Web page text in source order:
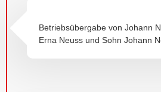
Betriebsübergabe von Johann
Erna Neuss und Sohn Johann